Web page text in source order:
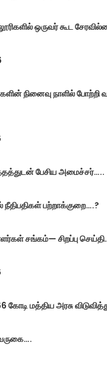
ஒருவர் கூட
நினைவு நாளில் போற்றி
பேசிய அமைச்சர்…..
நீதிபதிகள் பற்றாக்குறை….?
சங்கம்— சிறப்பு
கோடி மத்திய அரசு